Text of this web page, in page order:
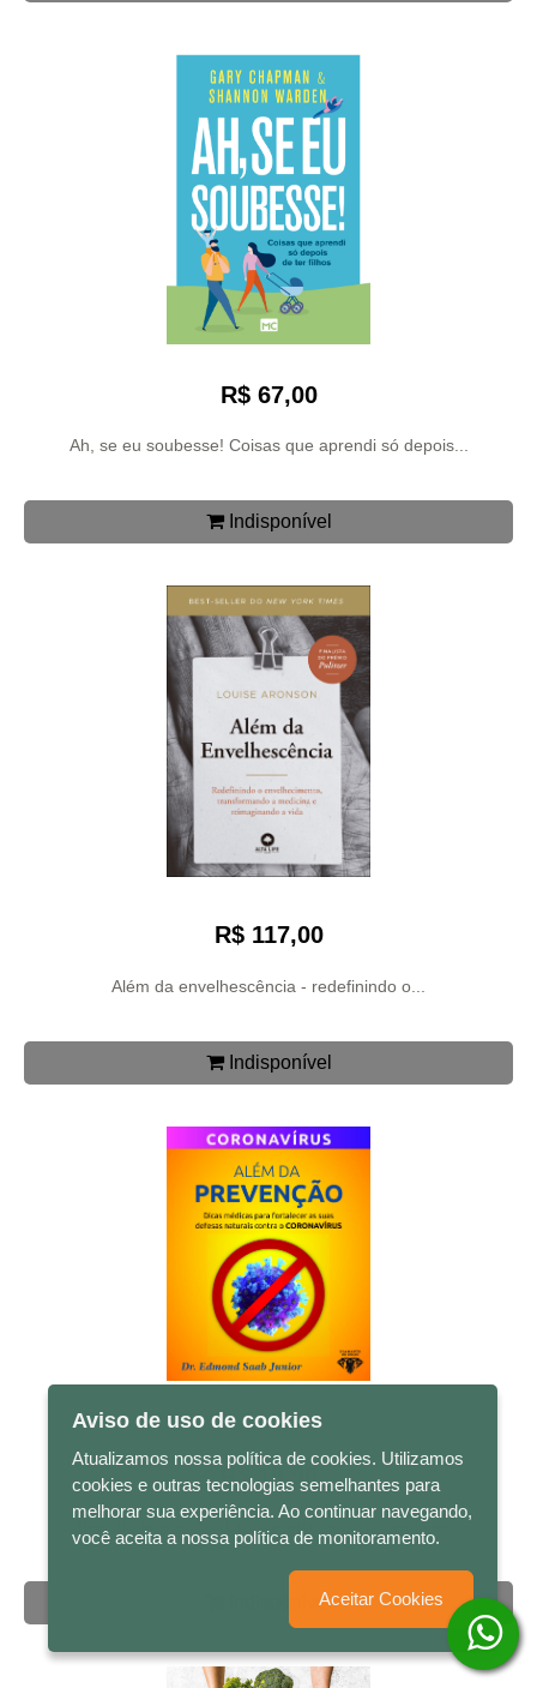
R$ 67,00
Ah, se eu soubesse! Coisas que aprendi só depois...
Indisponível
R$ 117,00
Além da envelhescência - redefinindo o...
Indisponível
R$ 19,90
Além da prevenção Dicas médicas para fortalecer...
Indisponível
Aviso de uso de cookies
Atualizamos nossa política de cookies. Utilizamos
cookies e outras tecnologias semelhantes para
melhorar sua experiência. Ao continuar navegando,
você aceita a nossa política de monitoramento.
Aceitar Cookies